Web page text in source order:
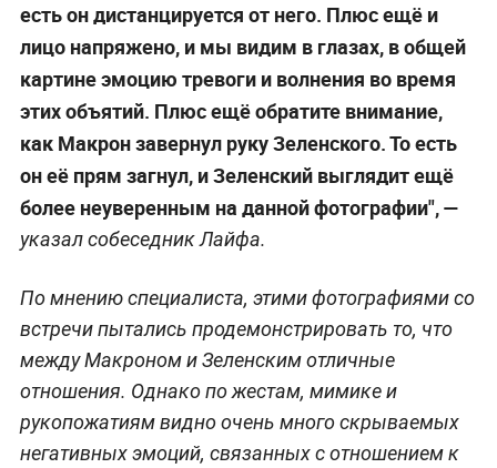
есть он дистанцируется от него. Плюс ещё и
лицо напряжено, и мы видим в глазах, в общей
картине эмоцию тревоги и волнения во время
этих объятий. Плюс ещё обратите внимание,
как Макрон завернул руку Зеленского. То есть
он её прям загнул, и Зеленский выглядит ещё
более неуверенным на данной фотографии", —
указал собеседник Лайфа.
По мнению специалиста, этими фотографиями со
встречи пытались продемонстрировать то, что
между Макроном и Зеленским отличные
отношения. Однако по жестам, мимике и
рукопожатиям видно очень много скрываемых
негативных эмоций, связанных с отношением к